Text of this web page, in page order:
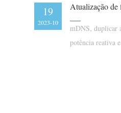
19
2023-10
Atualização
mDNS, duplicar
potência reativa